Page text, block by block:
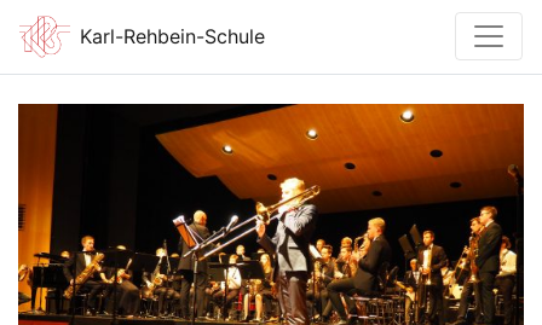
Karl-Rehbein-Schule